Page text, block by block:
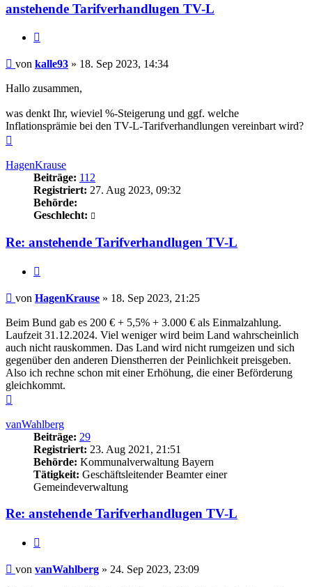
anstehende Tarifverhandlugen TV-L
Beitrag
von kalle93 » 18. Sep 2023, 14:34
Hallo zusammen,
was denkt Ihr, wieviel %-Steigerung und ggf. welche
Inflationsprämie bei den TV-L-Tarifverhandlungen vereinbart wird?
HagenKrause
Beiträge: 112
Registriert: 27. Aug 2023, 09:32
Behörde:
Geschlecht:
Re: anstehende Tarifverhandlugen TV-L
Beitrag
von HagenKrause » 18. Sep 2023, 21:25
Beim Bund gab es 200 € + 5,5% + 3.000 € als Einmalzahlung.
Laufzeit 31.12.2024. Viel weniger wird beim Land wahrscheinlich
auch nicht rauskommen. Das Land wird nicht rumgeizen und sich
gegenüber den anderen Dienstherren der Peinlichkeit preisgeben.
Also ich rechne schon mit einer Erhöhung, die einer Beförderung
gleichkommt.
vanWahlberg
Beiträge: 29
Registriert: 23. Aug 2021, 21:51
Behörde: Kommunalverwaltung Bayern
Tätigkeit: Geschäftsleitender Beamter einer
Gemeindeverwaltung
Re: anstehende Tarifverhandlugen TV-L
Beitrag
von vanWahlberg » 24. Sep 2023, 23:09